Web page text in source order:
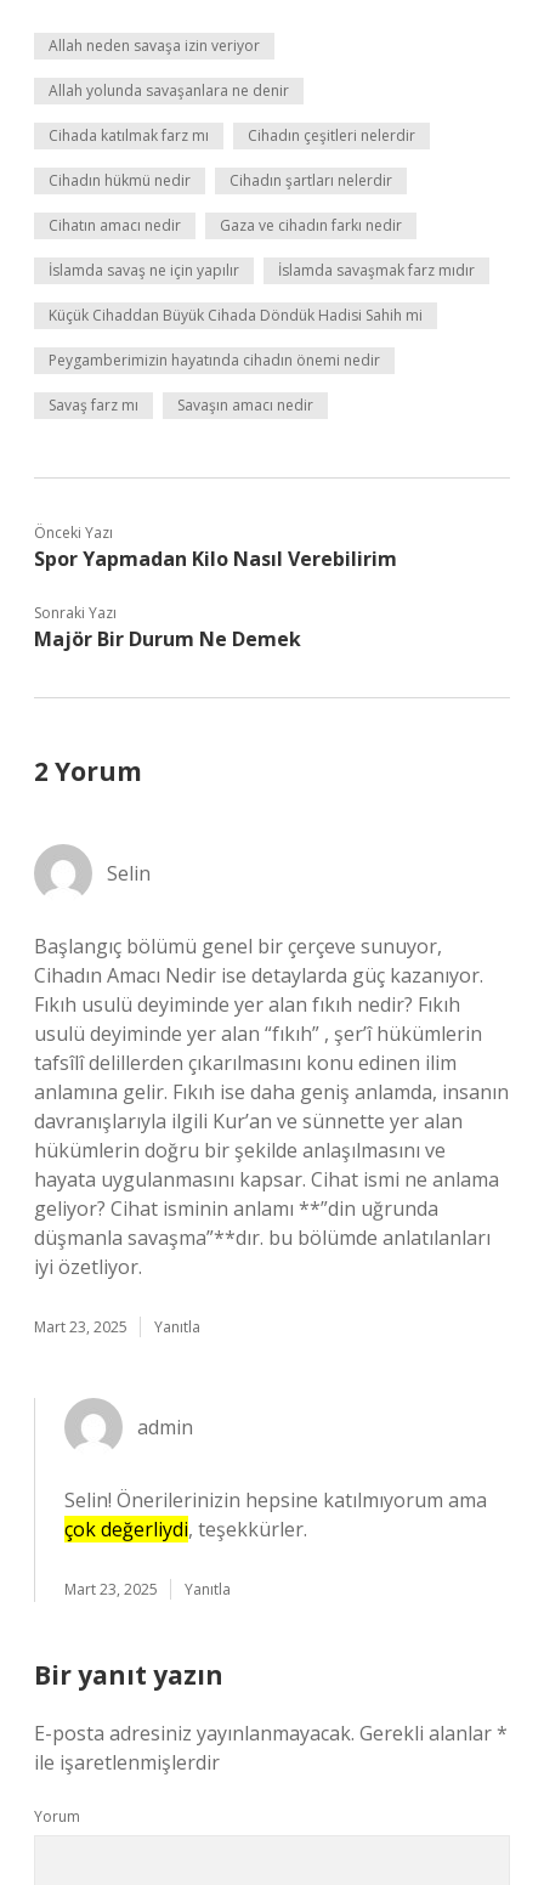
Allah neden savaşa izin veriyor
Allah yolunda savaşanlara ne denir
Cihada katılmak farz mı Cihadın çeşitleri nelerdir
Cihadın hükmü nedir Cihadın şartları nelerdir
Cihatın amacı nedir Gaza ve cihadın farkı nedir
İslamda savaş ne için yapılır İslamda savaşmak farz mıdır
Küçük Cihaddan Büyük Cihada Döndük Hadisi Sahih mi
Peygamberimizin hayatında cihadın önemi nedir
Savaş farz mı Savaşın amacı nedir
Önceki Yazı
Spor Yapmadan Kilo Nasıl Verebilirim
Sonraki Yazı
Majör Bir Durum Ne Demek
2 Yorum
Selin
Başlangıç bölümü genel bir çerçeve sunuyor,
Cihadın Amacı Nedir ise detaylarda güç kazanıyor.
Fıkıh usulü deyiminde yer alan fıkıh nedir? Fıkıh
usulü deyiminde yer alan “fıkıh” , şer’î hükümlerin
tafsîlî delillerden çıkarılmasını konu edinen ilim
anlamına gelir. Fıkıh ise daha geniş anlamda, insanın
davranışlarıyla ilgili Kur’an ve sünnette yer alan
hükümlerin doğru bir şekilde anlaşılmasını ve
hayata uygulanmasını kapsar. Cihat ismi ne anlama
geliyor? Cihat isminin anlamı **”din uğrunda
düşmanla savaşma”**dır. bu bölümde anlatılanları
iyi özetliyor.
Mart 23, 2025 Yanıtla
admin
Selin! Önerilerinizin hepsine katılmıyorum ama
çok değerliydi, teşekkürler.
Mart 23, 2025 Yanıtla
Bir yanıt yazın
E-posta adresiniz yayınlanmayacak. Gerekli alanlar*
ile işaretlenmişlerdir
Yorum